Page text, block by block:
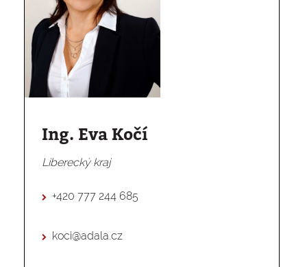
Ing. Eva Kočí
Liberecký kraj
+420 777 244 685
koci@adala.cz